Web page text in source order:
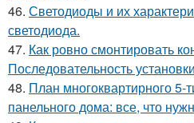
46. Светодиоды и их
светодиода.
47. Как ровно смонтировать
Последовательность установки
48. План многоквартирного 5-
панельного дома: все, что